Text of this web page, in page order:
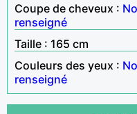
Coupe de cheveux :
renseigné
Taille : 165 cm
Couleurs des yeux :
renseigné